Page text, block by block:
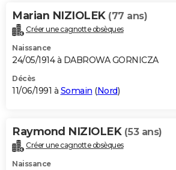
Marian NIZIOLEK (77 ans)
Créer une cagnotte obsèques
Naissance
24/05/1914 à DABROWA GORNICZA
Décès
11/06/1991 à Somain (Nord)
Raymond NIZIOLEK (53 ans)
Créer une cagnotte obsèques
Naissance